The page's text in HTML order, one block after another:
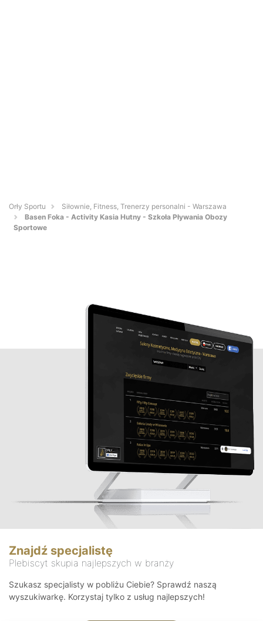
Orły Sportu
Siłownie, Fitness, Trenerzy personalni - Warszawa
Basen Foka - Activity Kasia Hutny - Szkoła Pływania Obozy
Sportowe
Znajdź specjalistę
Plebiscyt skupia najlepszych w branży
Szukasz specjalisty w pobliżu Ciebie? Sprawdź naszą
wyszukiwarkę. Korzystaj tylko z usług najlepszych!